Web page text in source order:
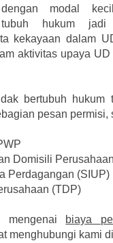
dengan modal
tubuh hukum
kekayaan dalam
aktivitas upaya
bertubuh hukum
pesan permisi,
Domisili
Perdagangan (SIUP)
(TDP)
mengenai biaya
menghubungi kami